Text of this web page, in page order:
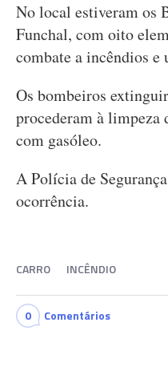
No local estiveram os
Funchal, com oito
combate a incêndios e
Os bombeiros
procederam à limpeza
com gasóleo.
A Polícia de
ocorrência.
CARRO INCÊNDIO
0 Comentários